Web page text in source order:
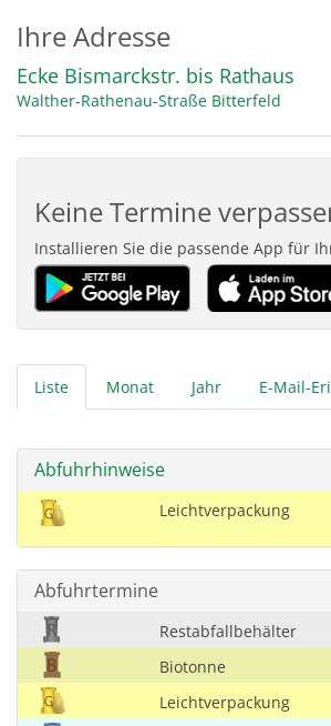
Ihre Adresse
Ecke Bismarckstr. bis Rathaus
Walther-Rathenau-Straße Bitterfeld
Keine Termine
Installieren Sie die passende App für
Liste Monat Jahr E-Mail-
Abfuhrhinweise
Leichtverpackung
Abfuhrtermine
Restabfallbehälter
Biotonne
Leichtverpackung